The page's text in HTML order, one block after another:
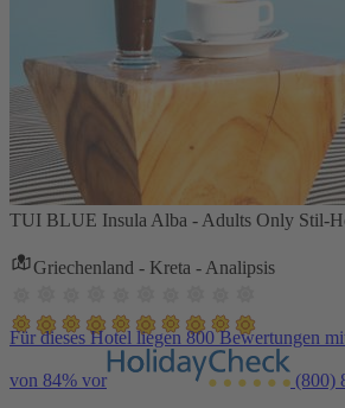
TUI BLUE Insula Alba - Adults Only Stil-
Griechenland - Kreta - Analipsis
Für dieses Hotel liegen 800 Bewertungen
von 84% vor (800)